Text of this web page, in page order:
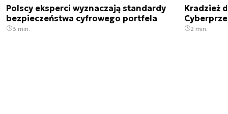
Polscy eksperci wyznaczają standardy
bezpieczeństwa cyfrowego portfela
3 min.
Kradzież
2 min.